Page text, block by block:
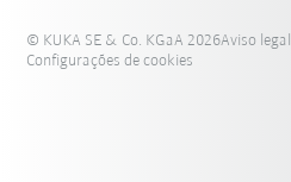
© KUKA SE & Co. KGaA 2026Aviso legal
Configurações de cookies